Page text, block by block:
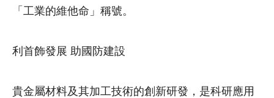
「工業的維他命」稱號。
利首飾發展 助國防建設
貴金屬材料及其加工技術的創新研發，是科研應用